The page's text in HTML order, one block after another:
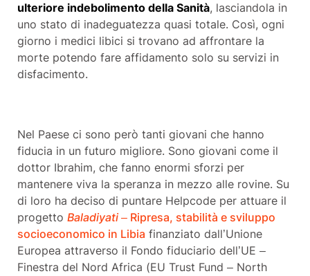
ulteriore indebolimento della Sanità, lasciandola in
uno stato di inadeguatezza quasi totale. Così, ogni
giorno i medici libici si trovano ad affrontare la
morte potendo fare affidamento solo su servizi in
disfacimento.
Nel Paese ci sono però tanti giovani che hanno
fiducia in un futuro migliore. Sono giovani come il
dottor Ibrahim, che fanno enormi sforzi per
mantenere viva la speranza in mezzo alle rovine. Su
di loro ha deciso di puntare Helpcode per attuare il
progetto Baladiyati– Ripresa, stabilità e sviluppo
socioeconomico in Libia finanziato dall’Unione
Europea attraverso il Fondo fiduciario dell’UE –
Finestra del Nord Africa (EU Trust Fund – North